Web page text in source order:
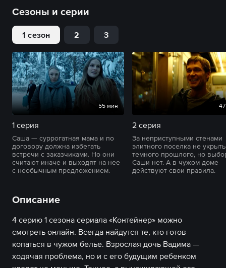
Сезоны и серии
1 сезон 2 3
55 мин
1 серия
Саша — суррогатная мама и по
договору должна избегать
встречи с заказчиками. Но они
считают иначе и выходят на нее
с необычным предложением.
2 серия
За неприступными стенами
элитного поселка не
темного прошлого, но
Саши нет. А в чужом доме
действуют свои правила.
Описание
4 серию 1 сезона сериала «Контейнер» можно
смотреть онлайн. Всегда найдутся те, кто готов
копаться в чужом белье. Взрослая дочь Вадима —
ходячая проблема, но и с его будущим ребенком